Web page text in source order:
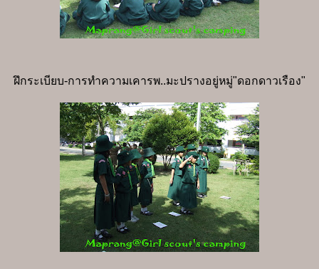
ฝึกระเบียบ-การทำความเคารพ..มะปรางอยู่หมู่"ดอกดาวเรือง"